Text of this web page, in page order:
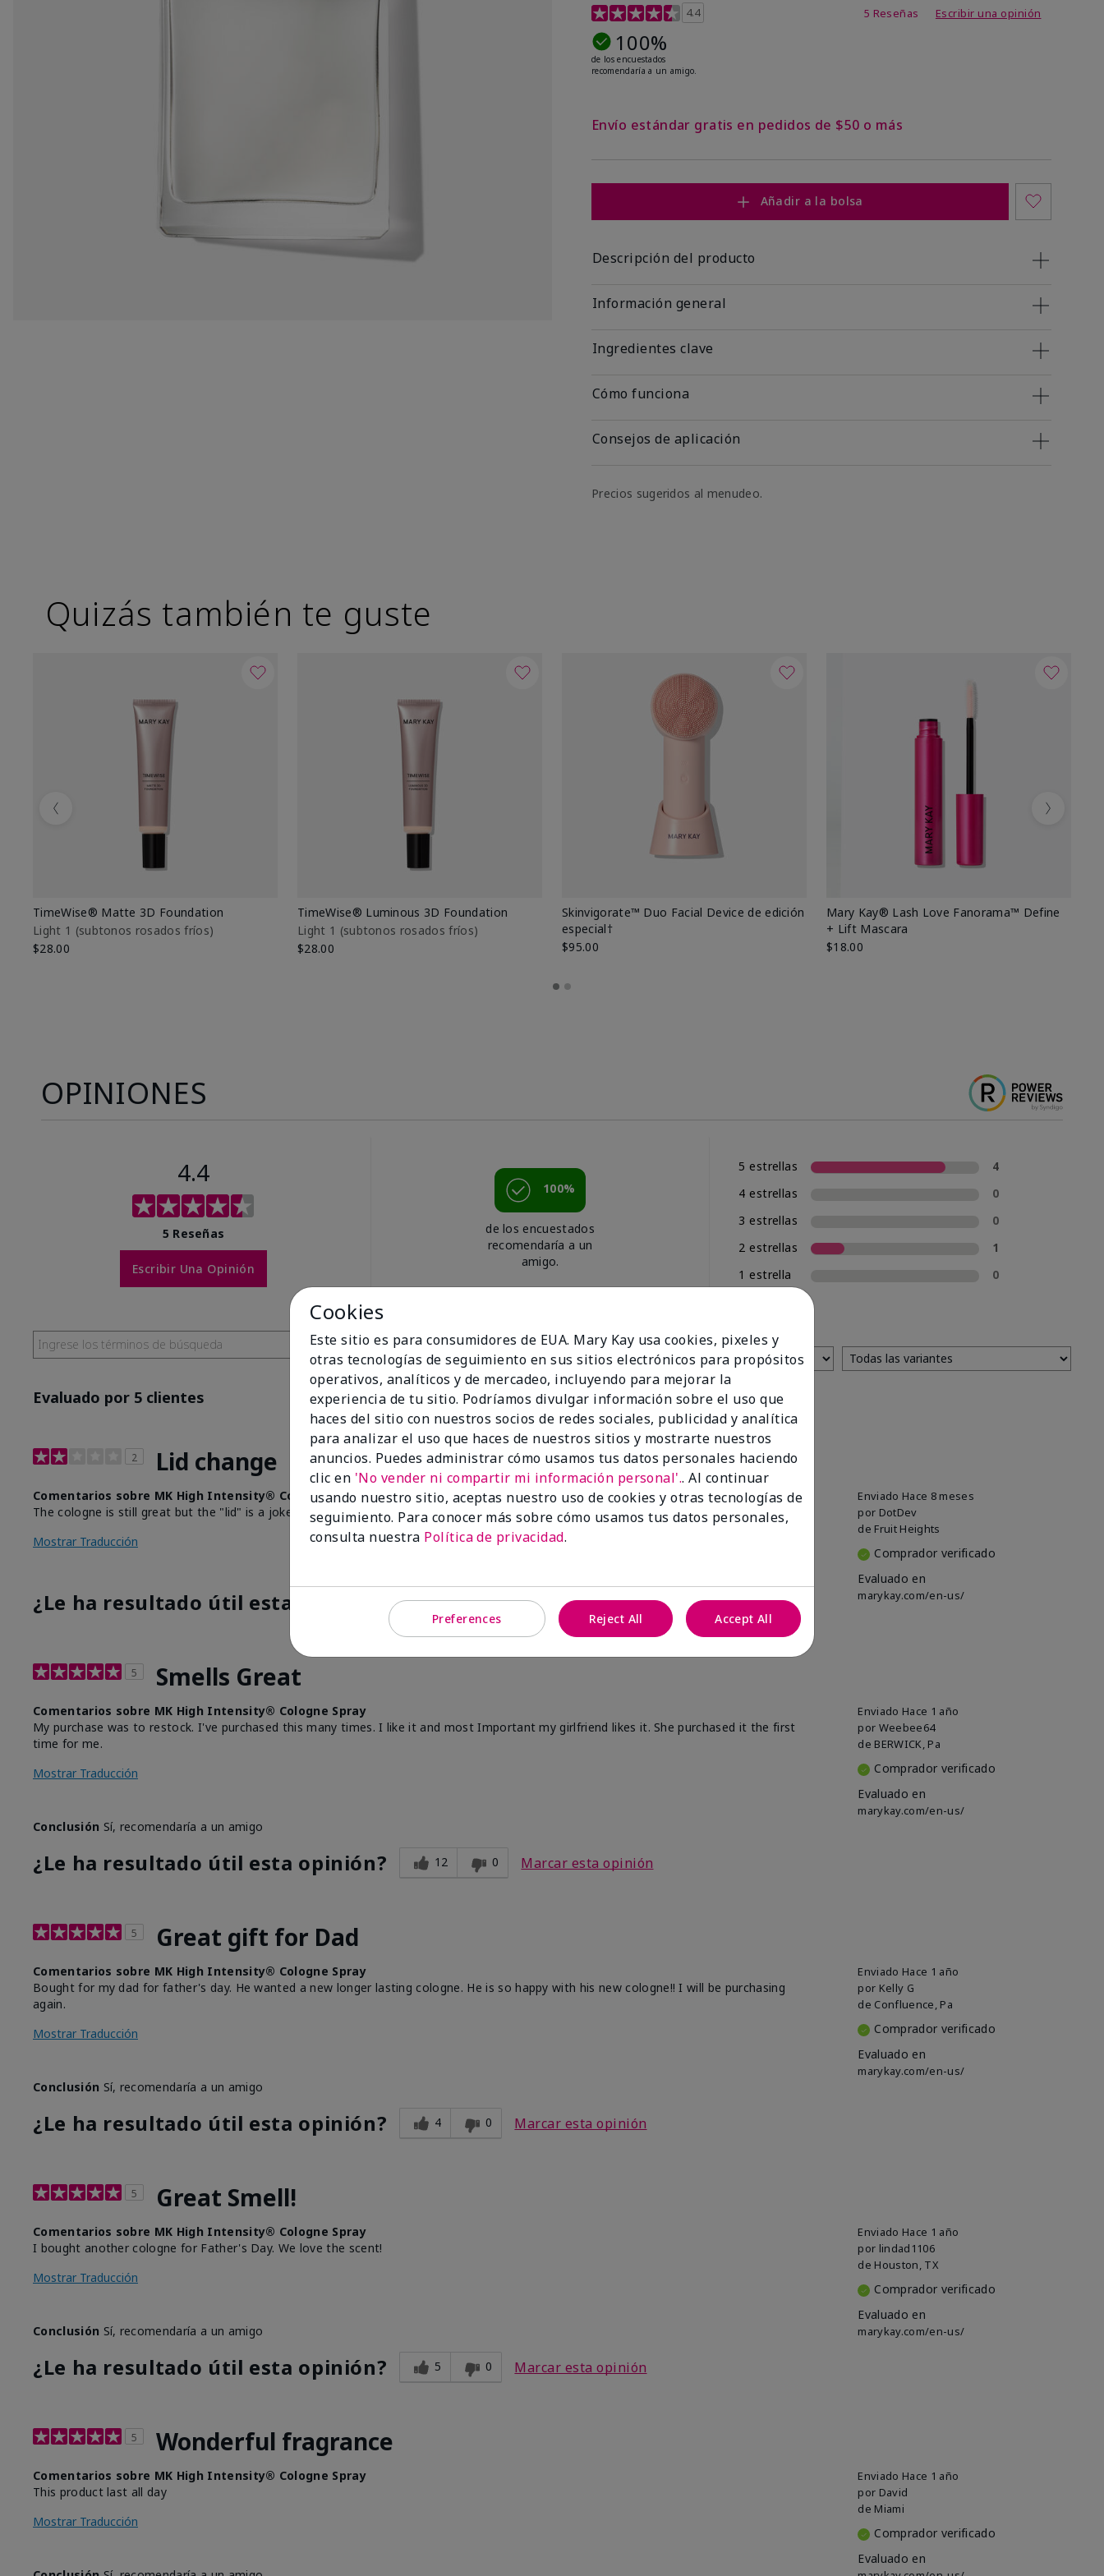
Calificación de clientes de 4,8 de 5
4.4 5 Reseñas Escribir una opinión
100%
de los encuestados
recomendaría a un amigo.
Envío estándar gratis en pedidos de $50 o más
Añadir a la bolsa
Descripción del producto
Información general
Ingredientes clave
Cómo funciona
Consejos de aplicación
Precios sugeridos al menudeo.
Quizás también te guste
TimeWise® Matte 3D Foundation
Light 1​ (subtonos rosados fríos)
$28.00
TimeWise® Luminous 3D Foundation
Light 1​ (subtonos rosados fríos)
$28.00
Skinvigorate™ Duo Facial Device de edición
especial†
$95.00
Mary Kay® Lash Love Fanorama™ Define
+ Lift Mascara
$18.00
Previous Next
OPINIONES
4.4
5 Reseñas
Escribir Una Opinión
100%
de los encuestados
recomendaría a un
amigo.
5 estrellas
4
4 estrellas
0
3 estrellas
0
2 estrellas
1
1 estrella
0
Evaluado por 5 clientes
2 Lid change
Enviado Hace 8 meses
por DotDev
de Fruit Heights
Comprador verificado
Evaluado en
marykay.com/en-us/
Comentarios sobre MK High Intensity® Cologne Spray
The cologne is still great but the "lid" is a joke. Cheap and my husband hates it. Need to rethink that change as it's a joke.
Mostrar Traducción
¿Le ha resultado útil esta opinión? 3 1 Marcar esta opinión
5 Smells Great
Enviado Hace 1 año
por Weebee64
de BERWICK, Pa
Comprador verificado
Evaluado en
marykay.com/en-us/
Comentarios sobre MK High Intensity® Cologne Spray
My purchase was to restock. I've purchased this many times. I like it and most Important my girlfriend likes it. She purchased it the first
time for me.
Mostrar Traducción
Conclusión Sí, recomendaría a un amigo
¿Le ha resultado útil esta opinión? 12 0 Marcar esta opinión
5 Great gift for Dad
Enviado Hace 1 año
por Kelly G
de Confluence, Pa
Comprador verificado
Evaluado en
marykay.com/en-us/
Comentarios sobre MK High Intensity® Cologne Spray
Bought for my dad for father's day. He wanted a new longer lasting cologne. He is so happy with his new cologne!! I will be purchasing
again.
Mostrar Traducción
Conclusión Sí, recomendaría a un amigo
¿Le ha resultado útil esta opinión? 4 0 Marcar esta opinión
5 Great Smell!
Enviado Hace 1 año
por lindad1106
de Houston, TX
Comprador verificado
Evaluado en
marykay.com/en-us/
Comentarios sobre MK High Intensity® Cologne Spray
I bought another cologne for Father's Day. We love the scent!
Mostrar Traducción
Conclusión Sí, recomendaría a un amigo
¿Le ha resultado útil esta opinión? 5 0 Marcar esta opinión
5 Wonderful fragrance
Enviado Hace 1 año
por David
de Miami
Comprador verificado
Evaluado en
Comentarios sobre MK High Intensity® Cologne Spray
This product last all day
Mostrar Traducción
Cookies
Este sitio es para consumidores de EUA. Mary Kay usa cookies, pixeles y
otras tecnologías de seguimiento en sus sitios electrónicos para propósitos
operativos, analíticos y de mercadeo, incluyendo para mejorar la
experiencia de tu sitio. Podríamos divulgar información sobre el uso que
haces del sitio con nuestros socios de redes sociales, publicidad y analítica
para analizar el uso que haces de nuestros sitios y mostrarte nuestros
anuncios. Puedes administrar cómo usamos tus datos personales haciendo
clic en 'No vender ni compartir mi información personal'.. Al continuar
usando nuestro sitio, aceptas nuestro uso de cookies y otras tecnologías de
seguimiento. Para conocer más sobre cómo usamos tus datos personales,
consulta nuestra Política de privacidad.
Preferences Reject All Accept All